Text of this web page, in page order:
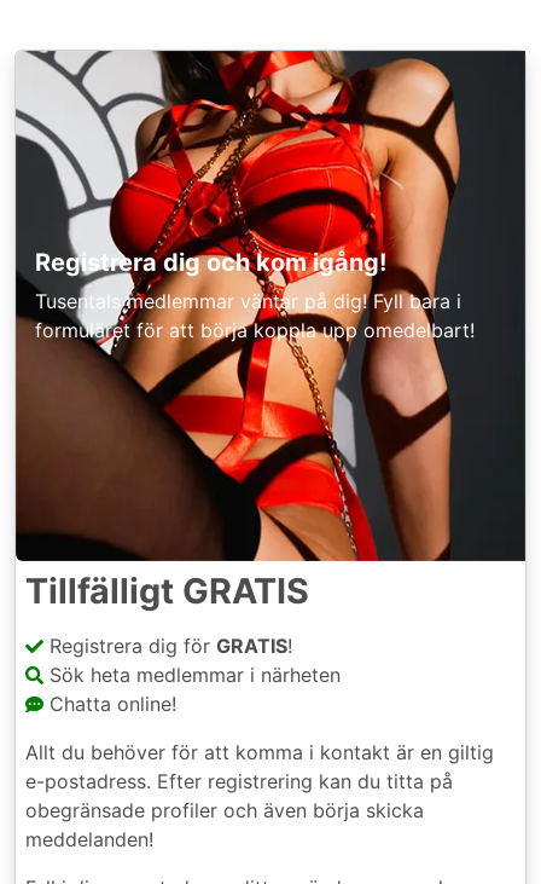
Registrera dig och kom igång!
Tusentals medlemmar väntar på dig! Fyll bara i
formuläret för att börja koppla upp omedelbart!
Tillfälligt GRATIS
Registrera dig för GRATIS!
Sök heta medlemmar i närheten
Chatta online!
Allt du behöver för att komma i kontakt är en giltig
e-postadress. Efter registrering kan du titta på
obegränsade profiler och även börja skicka
meddelanden!